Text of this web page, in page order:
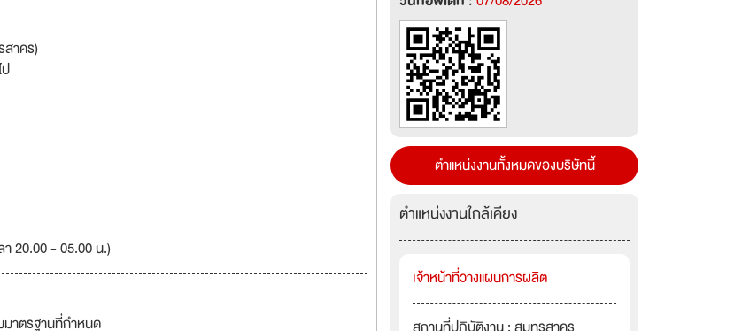
สาคร)
า 20.00 - 05.00 น.)
าตรฐานที่กำหนด
ตำแหน่งงานทั้งหมดของบริษัทนี้
ตำแหน่งงานใกล้เคียง
เจ้าหน้าที่วางแผนการผลิต